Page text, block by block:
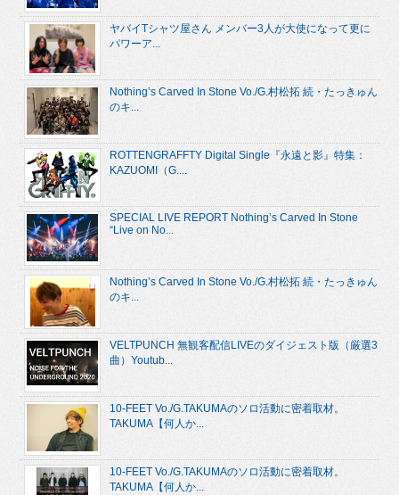
ヤバイTシャツ屋さん メンバー3人が大使になって更に
パワーア...
Nothing’s Carved In Stone Vo./G.村松拓 続・たっきゅん
のキ...
ROTTENGRAFFTY Digital Single『永遠と影』特集：
KAZUOMI（G....
SPECIAL LIVE REPORT Nothing’s Carved In Stone
“Live on No...
Nothing’s Carved In Stone Vo./G.村松拓 続・たっきゅん
のキ...
VELTPUNCH 無観客配信LIVEのダイジェスト版（厳選3
曲）Youtub...
10-FEET Vo./G.TAKUMAのソロ活動に密着取材。
TAKUMA【何人か...
10-FEET Vo./G.TAKUMAのソロ活動に密着取材。
TAKUMA【何人か...